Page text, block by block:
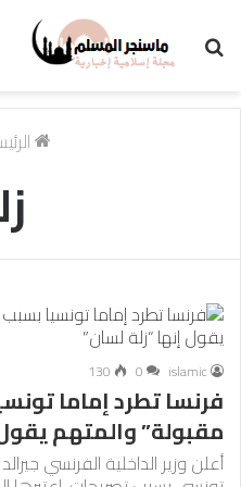
islamic
0
130
فرنسا تطرد إماما
مقبولة” والمتهم
أعلن وزير الداخلية الفرنسي